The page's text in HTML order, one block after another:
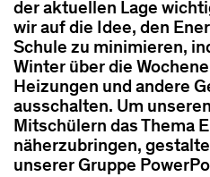
der aktuellen Lage
wir auf die Idee, den
Schule zu minimieren,
Winter über die
Heizungen und andere
ausschalten. Um
Mitschülern das Thema
näherzubringen,
unserer Gruppe